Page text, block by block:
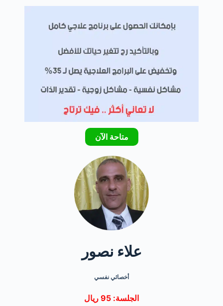
متاحة الآن
علاء نصور
أخصائي نفسي
الجلسة: 95 ريال